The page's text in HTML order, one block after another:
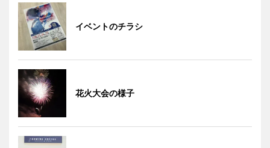
イベントのチラシ
花火大会の様子